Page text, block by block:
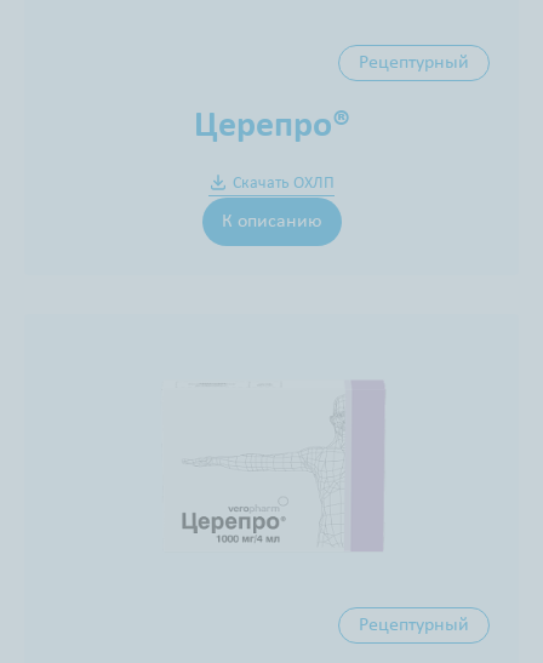
Рецептурный
Церепро®
Скачать ОХЛП
К описанию
Рецептурный